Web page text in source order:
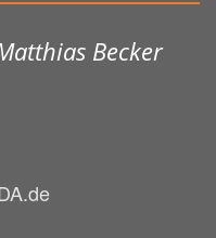
Becker